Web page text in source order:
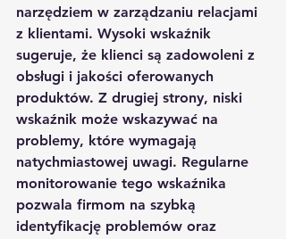
narzędziem w zarządzaniu relacjami
z klientami. Wysoki wskaźnik
sugeruje, że klienci są zadowoleni z
obsługi i jakości oferowanych
produktów. Z drugiej strony, niski
wskaźnik może wskazywać na
problemy, które wymagają
natychmiastowej uwagi. Regularne
monitorowanie tego wskaźnika
pozwala firmom na szybką
identyfikację problemów oraz